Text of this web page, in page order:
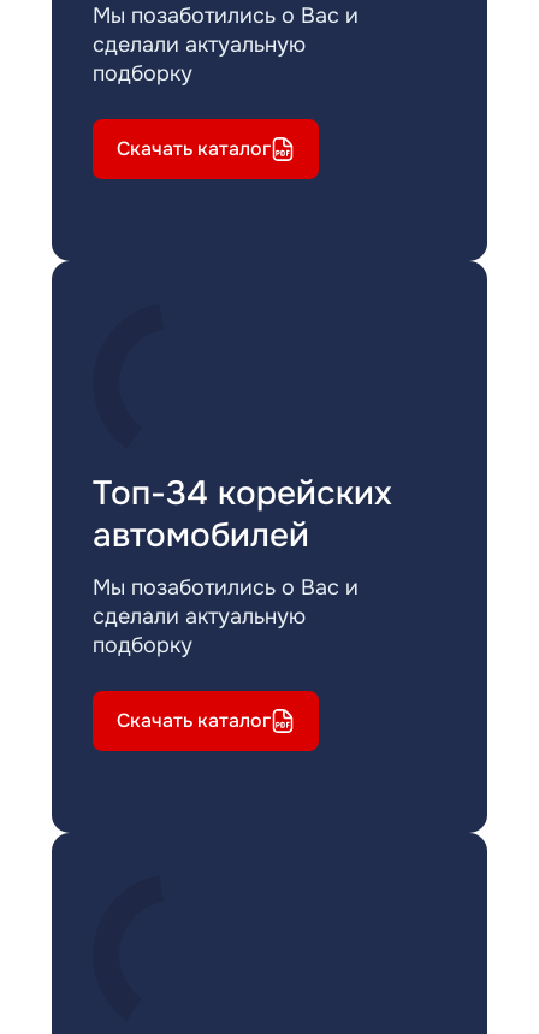
Мы позаботились о Вас и
сделали актуальную
подборку
Скачать каталог
Топ-34 корейских
автомобилей
Мы позаботились о Вас и
сделали актуальную
подборку
Скачать каталог